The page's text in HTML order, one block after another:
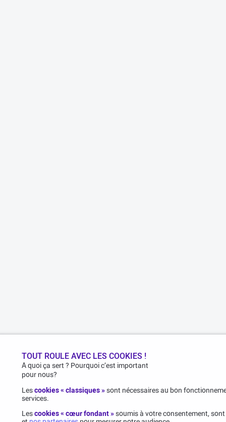
TOUT ROULE AVEC LES COOKIES !
A quoi ça sert ? Pourquoi c’est important
pour nous?
Lescookies « classiques »sont nécessaires au bon
services.
Lescookies « cœur fondant » soumis à votre consentement,